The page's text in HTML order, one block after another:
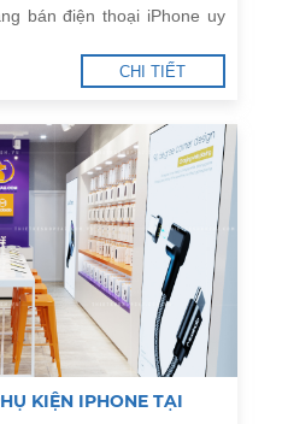
bán điện thoại iPhone uy
CHI TIẾT
KIỆN IPHONE TẠI